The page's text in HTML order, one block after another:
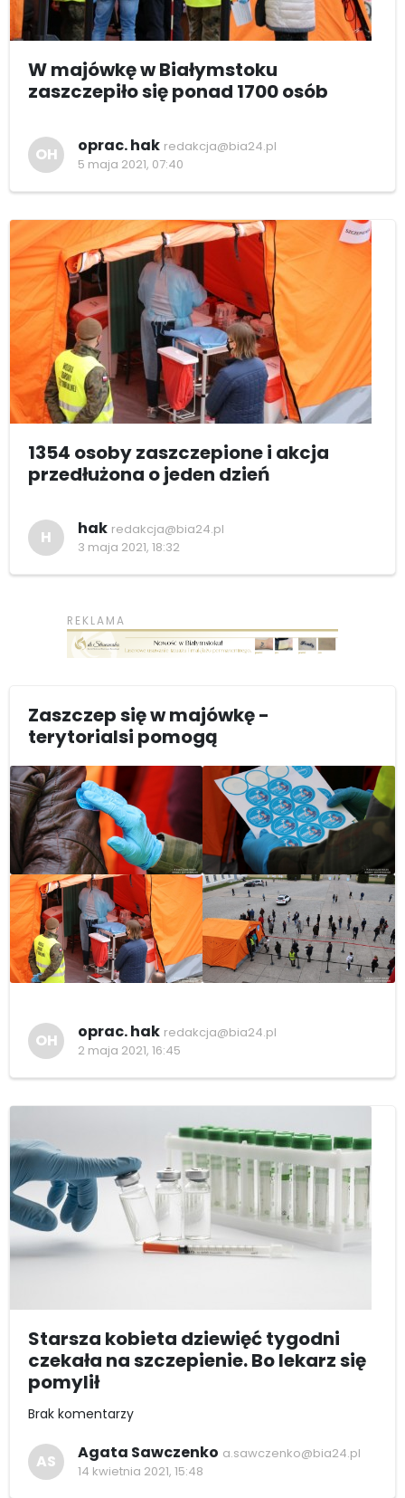
W majówkę w Białymstoku
zaszczepiło się ponad 1700 osób
OH oprac. hak redakcja@bia24.pl
5 maja 2021, 07:40
1354 osoby zaszczepione i akcja
przedłużona o jeden dzień
H hak redakcja@bia24.pl
3 maja 2021, 18:32
Zaszczep się w majówkę -
terytorialsi pomogą
OH oprac. hak redakcja@bia24.pl
2 maja 2021, 16:45
Starsza kobieta dziewięć tygodni
czekała na szczepienie. Bo lekarz się
pomylił
Brak komentarzy
AS Agata Sawczenko a.sawczenko@bia24.pl
14 kwietnia 2021, 15:48